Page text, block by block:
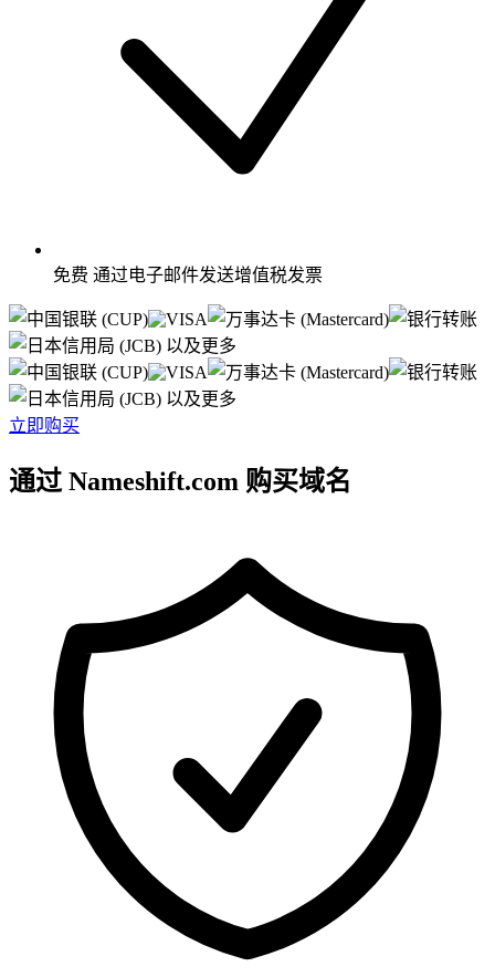
免费 通过电子邮件发送增值税发票
以及更多
以及更多
立即购买
通过 Nameshift.com 购买域名